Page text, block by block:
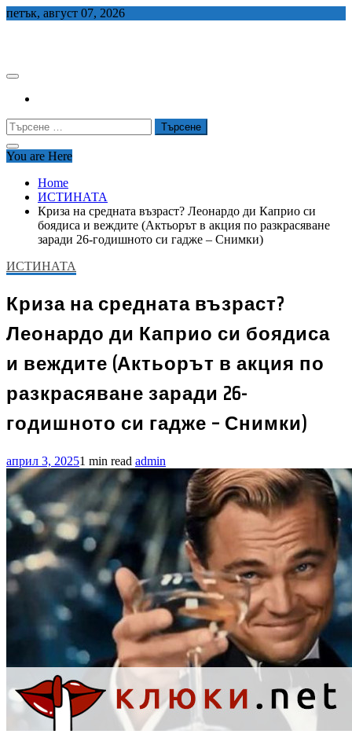
Skip
петък, август 07, 2026
Търсене
за:
You are Here
Home
ИСТИНАТА
Криза на средната възраст? Леонардо ди Каприо си
боядиса и веждите (Актьорът в акция по разкрасяване
заради 26-годишното си гадже – Снимки)
ИСТИНАТА
Криза на средната възраст?
Леонардо ди Каприо си боядиса
и веждите (Актьорът в акция по
разкрасяване заради 26-
годишното си гадже – Снимки)
април 3, 20251 min read admin